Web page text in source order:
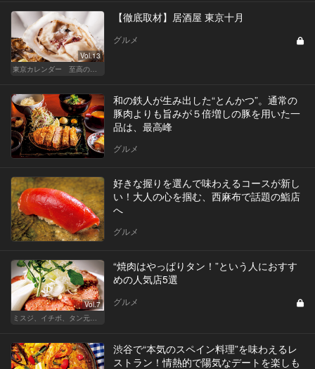
Vol.13
【徹底取材】居酒屋 東京十月
グルメ
和の鉄人が生み出した“とんかつ”。通常の
豚肉よりも旨みが５倍増しの豚を用いた一
品は、最高峰
グルメ
好きな握りを選んで味わえるコースが新し
い！大人の心を掴む、西麻布で話題の鮨店
へ
グルメ
Vol.7
“焼肉はやっぱりタン！”という人におすす
めの人気店5選
グルメ
渋谷で“本気のスペイン料理”を味わえるレ
ストラン！情熱的で陽気なデートを楽しも